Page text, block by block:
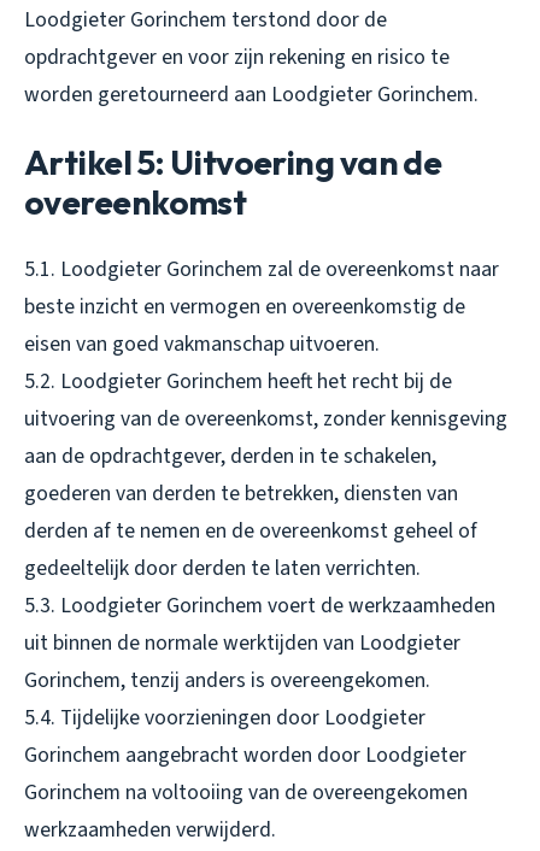
Loodgieter Gorinchem terstond door de
opdrachtgever en voor zijn rekening en risico te
worden geretourneerd aan Loodgieter Gorinchem.
Artikel 5: Uitvoering van de
overeenkomst
5.1. Loodgieter Gorinchem zal de overeenkomst naar
beste inzicht en vermogen en overeenkomstig de
eisen van goed vakmanschap uitvoeren.
5.2. Loodgieter Gorinchem heeft het recht bij de
uitvoering van de overeenkomst, zonder kennisgeving
aan de opdrachtgever, derden in te schakelen,
goederen van derden te betrekken, diensten van
derden af te nemen en de overeenkomst geheel of
gedeeltelijk door derden te laten verrichten.
5.3. Loodgieter Gorinchem voert de werkzaamheden
uit binnen de normale werktijden van Loodgieter
Gorinchem, tenzij anders is overeengekomen.
5.4. Tijdelijke voorzieningen door Loodgieter
Gorinchem aangebracht worden door Loodgieter
Gorinchem na voltooiing van de overeengekomen
werkzaamheden verwijderd.